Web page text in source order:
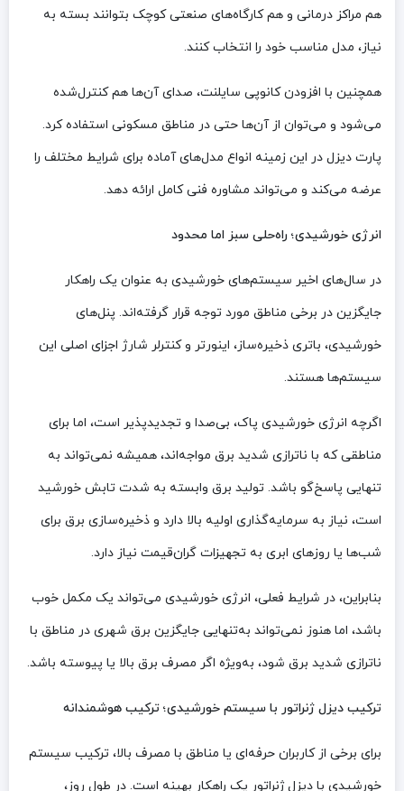
هم مراکز درمانی و هم کارگاه‌های صنعتی کوچک بتوانند بسته به
نیاز، مدل مناسب خود را انتخاب کنند.
همچنین با افزودن کانوپی سایلنت، صدای آن‌ها هم کنترل‌شده
می‌شود و می‌توان از آن‌ها حتی در مناطق مسکونی استفاده کرد.
پارت دیزل در این زمینه انواع مدل‌های آماده برای شرایط مختلف را
عرضه می‌کند و می‌تواند مشاوره فنی کامل ارائه دهد.
انرژی خورشیدی؛ راه‌حلی سبز اما محدود
در سال‌های اخیر سیستم‌های خورشیدی به عنوان یک راهکار
جایگزین در برخی مناطق مورد توجه قرار گرفته‌اند. پنل‌های
خورشیدی، باتری ذخیره‌ساز، اینورتر و کنترلر شارژ اجزای اصلی این
سیستم‌ها هستند.
اگرچه انرژی خورشیدی پاک، بی‌صدا و تجدیدپذیر است، اما برای
مناطقی که با ناترازی شدید برق مواجه‌اند، همیشه نمی‌تواند به
تنهایی پاسخ‌گو باشد. تولید برق وابسته به شدت تابش خورشید
است، نیاز به سرمایه‌گذاری اولیه بالا دارد و ذخیره‌سازی برق برای
شب‌ها یا روزهای ابری به تجهیزات گران‌قیمت نیاز دارد.
بنابراین، در شرایط فعلی، انرژی خورشیدی می‌تواند یک مکمل خوب
باشد، اما هنوز نمی‌تواند به‌تنهایی جایگزین برق شهری در مناطق با
ناترازی شدید برق شود، به‌ویژه اگر مصرف برق بالا یا پیوسته باشد.
ترکیب دیزل ژنراتور با سیستم خورشیدی؛ ترکیب هوشمندانه
برای برخی از کاربران حرفه‌ای یا مناطق با مصرف بالا، ترکیب سیستم
خورشیدی با دیزل ژنراتور یک راهکار بهینه است. در طول روز،